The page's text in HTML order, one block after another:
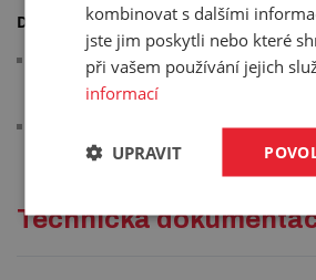
Další informace:
na poptávku je možné nabídnout i
trubičku TEKTUBE IEC 60684-3-123 s
°C/+180 °C
na poptávku je možné nabídnout i
Technická
kombinovat s dalšími
jste jim poskytli nebo které
při vašem používání jejich
informací
UPRAVIT